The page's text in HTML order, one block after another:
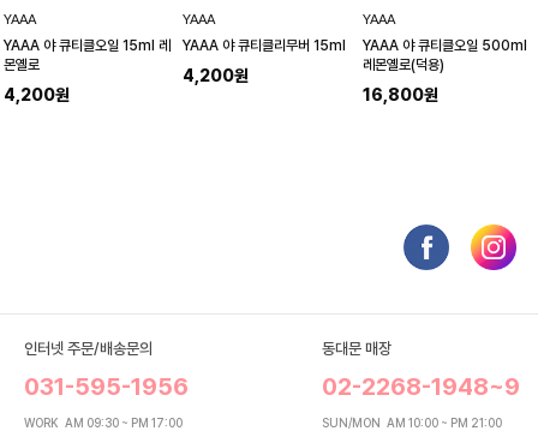
YAAA
YAAA 야 큐티클오일 15ml 레
몬옐로
4,200원
YAAA
YAAA 야 큐티클리무버 15ml
4,200원
YAAA
YAAA 야 큐티클오일 500ml
레몬옐로(덕용)
16,800원
인터넷 주문/배송문의
031-595-1956
WORK AM 09:30 ~ PM 17:00
동대문 매장
02-2268-1948~9
SUN/MON AM 10:00 ~ PM 21:00